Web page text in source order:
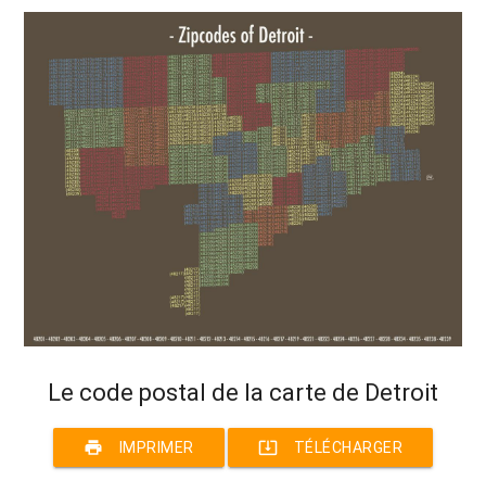
Le code postal de la carte de Detroit
print IMPRIMER system_update_alt TÉLÉCHARGER